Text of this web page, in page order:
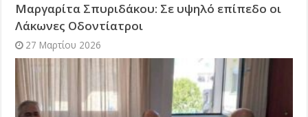
Μαργαρίτα Σπυριδάκου: Σε υψηλό επίπεδο οι
Λάκωνες Οδοντίατροι
27 Μαρτίου 2026